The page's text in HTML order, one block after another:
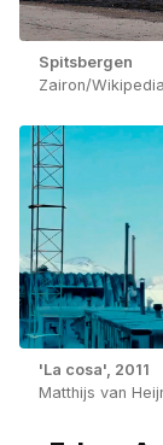
Spitsbergen
Zairon/Wikipedia
'La cosa', 2011
Matthijs van